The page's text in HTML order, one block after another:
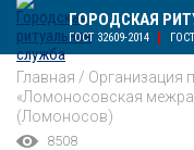
ГОРОДСКАЯ
ГОСТ 32609-2014
Главная / Организация
«Ломоносовская
(Ломоносов)
8508